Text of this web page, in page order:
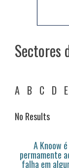
Sectores
A B C D E
No Results
A Knoow
permamente
falha em